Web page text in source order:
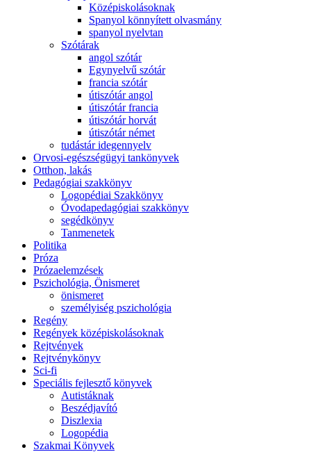
Középiskolásoknak
Spanyol könnyített olvasmány
spanyol nyelvtan
Szótárak
angol szótár
Egynyelvű szótár
francia szótár
útiszótár angol
útiszótár francia
útiszótár horvát
útiszótár német
tudástár idegennyelv
Orvosi-egészségügyi tankönyvek
Otthon, lakás
Pedagógiai szakkönyv
Logopédiai Szakkönyv
Óvodapedagógiai szakkönyv
segédkönyv
Tanmenetek
Politika
Próza
Prózaelemzések
Pszichológia, Önismeret
önismeret
személyiség pszichológia
Regény
Regények középiskolásoknak
Rejtvények
Rejtvénykönyv
Sci-fi
Speciális fejlesztő könyvek
Autistáknak
Beszédjavító
Diszlexia
Logopédia
Szakmai Könyvek